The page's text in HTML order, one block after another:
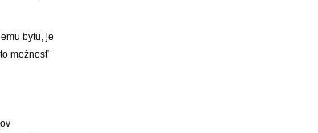
bytu, je
možnosť